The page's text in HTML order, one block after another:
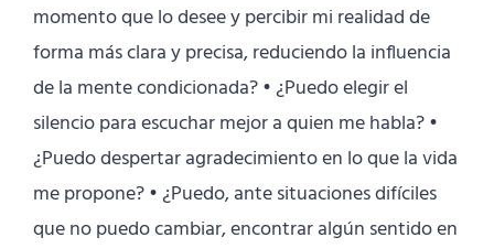
momento que lo desee y percibir mi realidad de
forma más clara y precisa, reduciendo la influencia
de la mente condicionada? • ¿Puedo elegir el
silencio para escuchar mejor a quien me habla? •
¿Puedo despertar agradecimiento en lo que la vida
me propone? • ¿Puedo, ante situaciones difíciles
que no puedo cambiar, encontrar algún sentido en